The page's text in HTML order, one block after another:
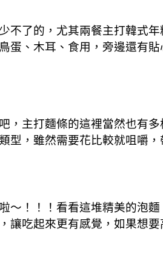
不了的，尤其兩餐主打韓式
蛋、木耳、食用，旁邊還有
，主打麵條的這裡當然也有
型，雖然需要花比較就咀嚼
～！！！看看這堆精美的泡
讓吃起來更有感覺，如果想